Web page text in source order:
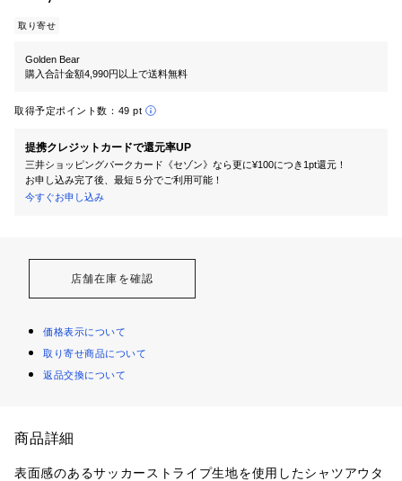
取り寄せ
Golden Bear
購入合計金額4,990円以上で送料無料
取得予定ポイント数： 49 pt
提携クレジットカードで還元率UP
三井ショッピングパークカード《セゾン》なら更に¥100につき1pt還元！
お申し込み完了後、最短５分でご利用可能！
今すぐお申し込み
店舗在庫を確認
価格表示について
取り寄せ商品について
返品交換について
商品詳細
表面感のあるサッカーストライプ生地を使用したシャツアウタ